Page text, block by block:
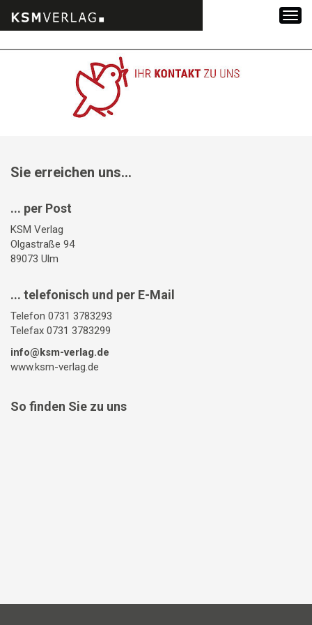
Sie erreichen uns...
... per Post
KSM Verlag
Olgastraße 94
89073 Ulm
... telefonisch und per E-Mail
Telefon 0731 3783293
Telefax 0731 3783299
info@ksm-verlag.de
www.ksm-verlag.de
So finden Sie zu uns